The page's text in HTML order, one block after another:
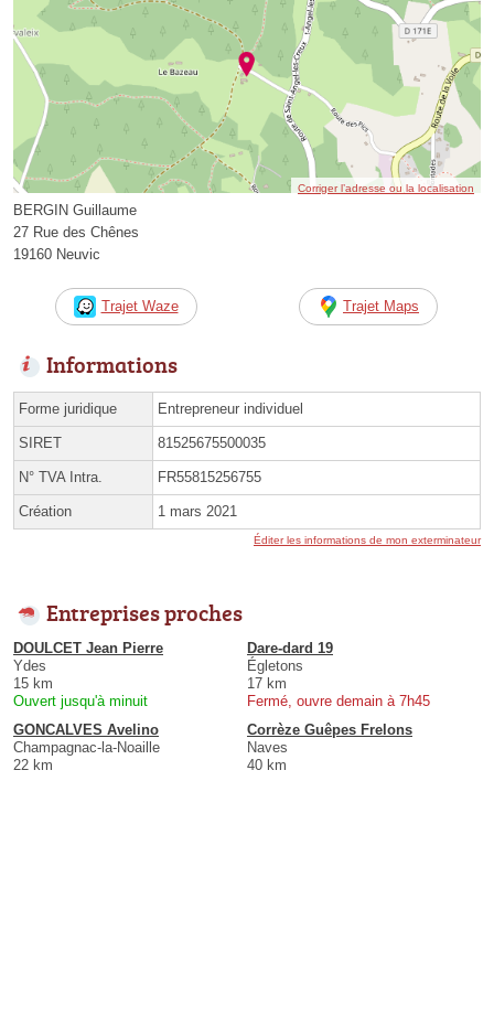
Corriger l’adresse ou la localisation
BERGIN Guillaume
27 Rue des Chênes
19160 Neuvic
Trajet Waze Trajet Maps
Informations
Forme juridique Entrepreneur individuel
SIRET 81525675500035
N° TVA Intra. FR55815256755
Création 1 mars 2021
Éditer les informations de mon exterminateur
Entreprises proches
DOULCET Jean Pierre
Ydes
15 km
Ouvert jusqu'à minuit
Dare-dard 19
Égletons
17 km
Fermé, ouvre demain à 7h45
GONCALVES Avelino
Champagnac-la-Noaille
22 km
Corrèze Guêpes Frelons
Naves
40 km